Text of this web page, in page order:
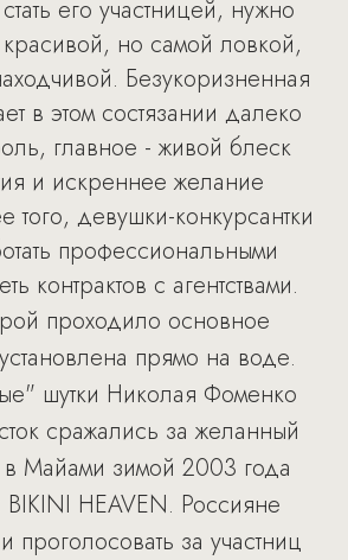
его участницей, нужно
но самой ловкой,
Безукоризненная
в этом состязании далеко
главное - живой блеск
и искреннее желание
того, девушки-конкурсантки
профессиональными
контрактов с агентствами.
проходило основное
прямо на воде.
шутки Николая Фоменко
сражались за желанный
в Майами зимой 2003 года
HEAVEN. Россияне
проголосовать за участниц